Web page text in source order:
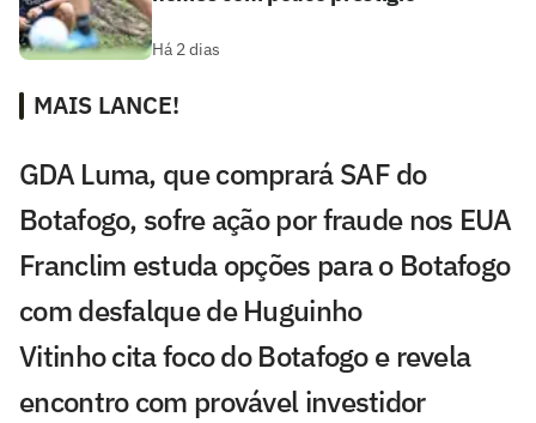
Há 2 dias
MAIS LANCE!
GDA Luma, que comprará SAF do
Botafogo, sofre ação por fraude nos EUA
Franclim estuda opções para o Botafogo
com desfalque de Huguinho
Vitinho cita foco do Botafogo e revela
encontro com provável investidor